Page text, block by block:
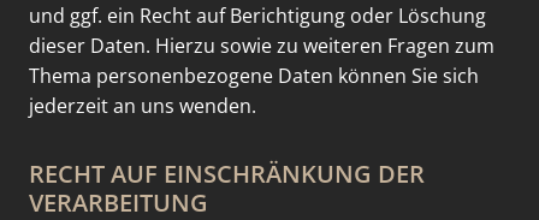
und ggf. ein Recht auf Berichtigung oder Löschung
dieser Daten. Hierzu sowie zu weiteren Fragen zum
Thema personenbezogene Daten können Sie sich
jederzeit an uns wenden.
RECHT AUF EINSCHRÄNKUNG DER
VERARBEITUNG